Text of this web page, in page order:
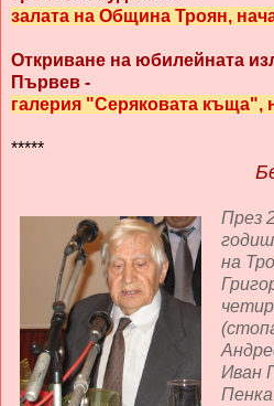
залата на Община Троян,
Откриване на юбилейната
Първев -
галерия "Серяковата къща",
*****
През
на
Иван